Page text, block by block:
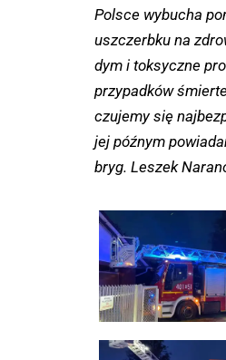
Polsce wybucha
uszczerbku na
dym i toksyczne
przypadków
czujemy się
jej późnym
bryg. Leszek